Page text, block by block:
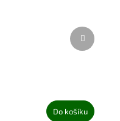
Do košíku
Další
produkt